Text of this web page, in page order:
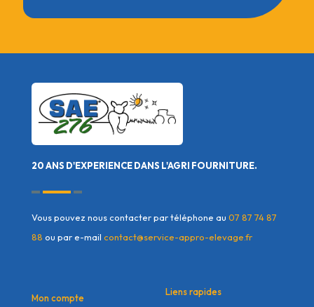
20 ANS D'EXPERIENCE DANS L'AGRI FOURNITURE.
Vous pouvez nous contacter par téléphone au 07 87 74 87
88 ou par e-mail contact@service-appro-elevage.fr
Mon compte
Liens rapides